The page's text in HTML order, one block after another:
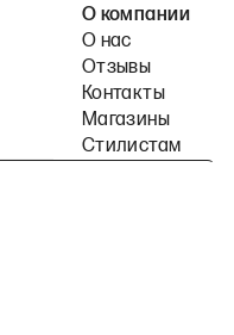
О компании
О нас
Отзывы
Контакты
Магазины
Стилистам